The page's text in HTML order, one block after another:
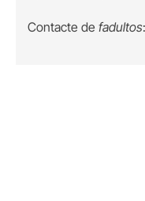
Contacte de fadultos: